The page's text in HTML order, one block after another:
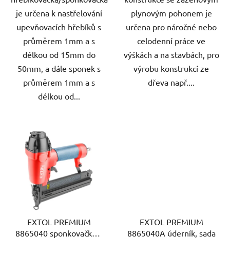
je určena k nastřelování
upevňovacích hřebíků s
průměrem 1mm a s
délkou od 15mm do
50mm, a dále sponek s
průměrem 1mm a s
délkou od...
plynovým pohonem je
určena pro náročné nebo
celodenní práce ve
výškách a na stavbách, pro
výrobu konstrukcí ze
dřeva např....
EXTOL PREMIUM
8865040 sponkovačka a
EXTOL PREMIUM
8865040A úderník, sada